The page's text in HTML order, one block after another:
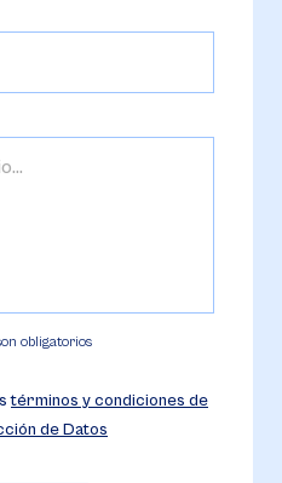
obligatorios
términos y condiciones de
de Datos